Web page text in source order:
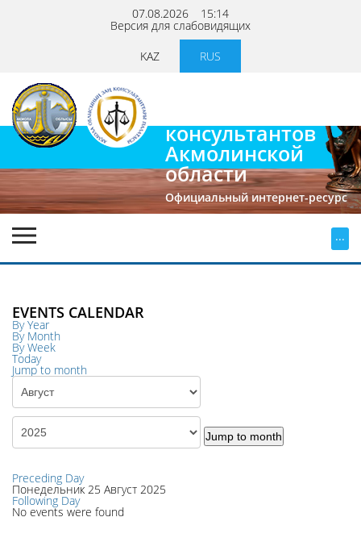
07.08.2026 15:14
Версия для слабовидящих
KAZ
RUS
консультантов
Акмолинской
области
Официальный интернет-ресурс
...
EVENTS CALENDAR
By Year
By Month
By Week
Today
Jump to month
Jump to month
Preceding Day
Понедельник 25 Август 2025
Following Day
No events were found